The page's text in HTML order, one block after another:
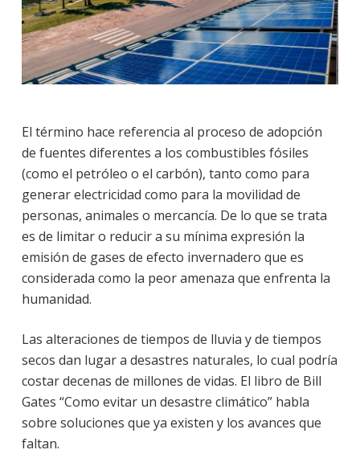
El término hace referencia al proceso de adopción
de fuentes diferentes a los combustibles fósiles
(como el petróleo o el carbón), tanto como para
generar electricidad como para la movilidad de
personas, animales o mercancía. De lo que se trata
es de limitar o reducir a su mínima expresión la
emisión de gases de efecto invernadero que es
considerada como la peor amenaza que enfrenta la
humanidad.
Las alteraciones de tiempos de lluvia y de tiempos
secos dan lugar a desastres naturales, lo cual podría
costar decenas de millones de vidas. El libro de Bill
Gates “Como evitar un desastre climático” habla
sobre soluciones que ya existen y los avances que
faltan.